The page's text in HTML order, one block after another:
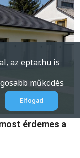
érdemes a
az eptar.hu is
működés
Elfogad